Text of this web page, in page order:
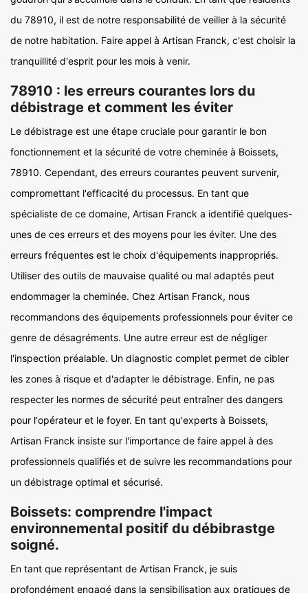
du 78910, il est de notre responsabilité de veiller à la sécurité
de notre habitation. Faire appel à Artisan Franck, c'est choisir la
tranquillité d'esprit pour les mois à venir.
78910 : les erreurs courantes lors du
débistrage et comment les éviter
Le débistrage est une étape cruciale pour garantir le bon
fonctionnement et la sécurité de votre cheminée à Boissets,
78910. Cependant, des erreurs courantes peuvent survenir,
compromettant l'efficacité du processus. En tant que
spécialiste de ce domaine, Artisan Franck a identifié quelques-
unes de ces erreurs et des moyens pour les éviter. Une des
erreurs fréquentes est le choix d'équipements inappropriés.
Utiliser des outils de mauvaise qualité ou mal adaptés peut
endommager la cheminée. Chez Artisan Franck, nous
recommandons des équipements professionnels pour éviter ce
genre de désagréments. Une autre erreur est de négliger
l'inspection préalable. Un diagnostic complet permet de cibler
les zones à risque et d'adapter le débistrage. Enfin, ne pas
respecter les normes de sécurité peut entraîner des dangers
pour l'opérateur et le foyer. En tant qu'experts à Boissets,
Artisan Franck insiste sur l'importance de faire appel à des
professionnels qualifiés et de suivre les recommandations pour
un débistrage optimal et sécurisé.
Boissets: comprendre l'impact
environnemental positif du débibrastge
soigné.
En tant que représentant de Artisan Franck, je suis
profondément engagé dans la sensibilisation aux pratiques de